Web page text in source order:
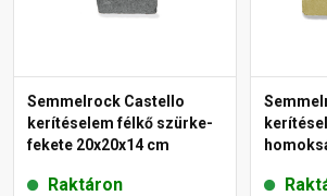
Semmelrock Castello
kerítéselem félkő szürke-
fekete 20x20x14 cm
Raktáron